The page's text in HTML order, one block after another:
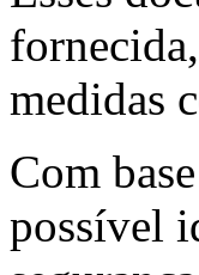
medidas
Com
possível